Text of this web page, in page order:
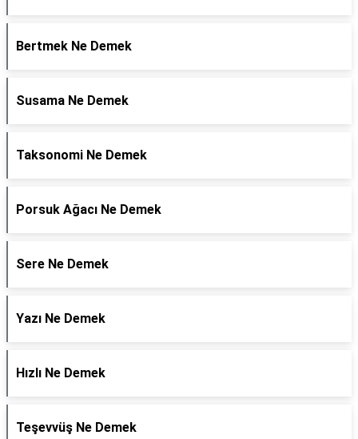
Bertmek Ne Demek
Susama Ne Demek
Taksonomi Ne Demek
Porsuk Ağacı Ne Demek
Sere Ne Demek
Yazı Ne Demek
Hızlı Ne Demek
Teşevvüş Ne Demek